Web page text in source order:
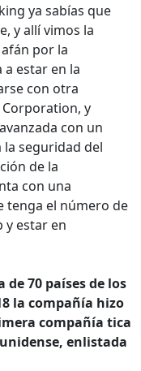
ya sabías que
y allí vimos la
por la
a estar en la
con otra
y
con un
seguridad del
de la
con una
tenga el número de
y estar en
de 70 países de los
la compañía hizo
compañía tica
enlistada